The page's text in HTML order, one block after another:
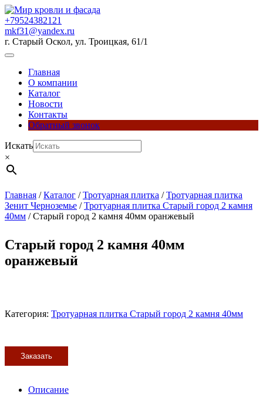
Перейти
к
содержимому
+79524382121
mkf31@yandex.ru
г. Старый Оскол, ул. Троицкая, 61/1
Кнопка
ОткрытьГлавная
О компании
Каталог
Новости
Контакты
Обратный звонок
Кнопка
Закрыть
Искать
×
Главная /Каталог /Тротуарная плитка /Тротуарная плитка
Зенит Черноземье /Тротуарная плитка Старый город 2 камня
40мм / Старый город 2 камня 40мм оранжевый
Старый город 2 камня 40мм
оранжевый
Категория: Тротуарная плитка Старый город 2 камня 40мм
Заказать
Описание